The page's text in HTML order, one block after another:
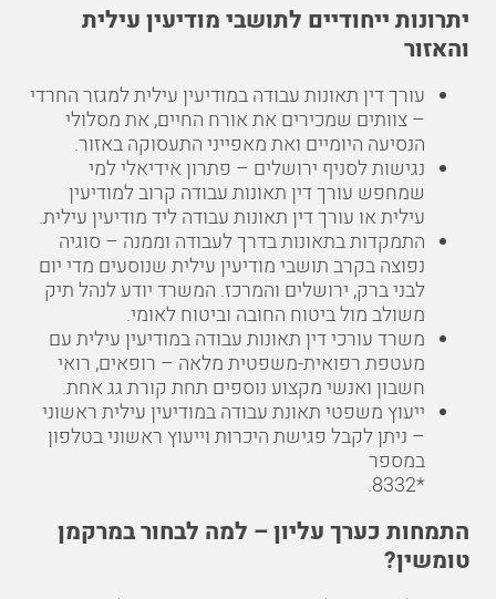
יתרונות ייחודיים לתושבי מודיעין עילית
והאזור
עורך דין תאונות עבודה במודיעין עילית למגזר החרדי
– צוותים שמכירים את אורח החיים, את מסלולי
הנסיעה היומיים ואת מאפייני התעסוקה באזור.
נגישות לסניף ירושלים – פתרון אידיאלי למי
שמחפש עורך דין תאונות עבודה קרוב למודיעין
עילית או עורך דין תאונות עבודה ליד מודיעין עילית.
התמקדות בתאונות בדרך לעבודה וממנה – סוגיה
נפוצה בקרב תושבי מודיעין עילית שנוסעים מדי יום
לבני ברק, ירושלים והמרכז. המשרד יודע לנהל תיק
משולב מול ביטוח החובה וביטוח לאומי.
משרד עורכי דין תאונות עבודה במודיעין עילית עם
מעטפת רפואית-משפטית מלאה – רופאים, רואי
חשבון ואנשי מקצוע נוספים תחת קורת גג אחת.
ייעוץ משפטי תאונת עבודה במודיעין עילית ראשוני
– ניתן לקבל פגישת היכרות וייעוץ ראשוני בטלפון
במספר
*8332
.
התמחות כערך עליון – למה לבחור במרקמן
טומשין?